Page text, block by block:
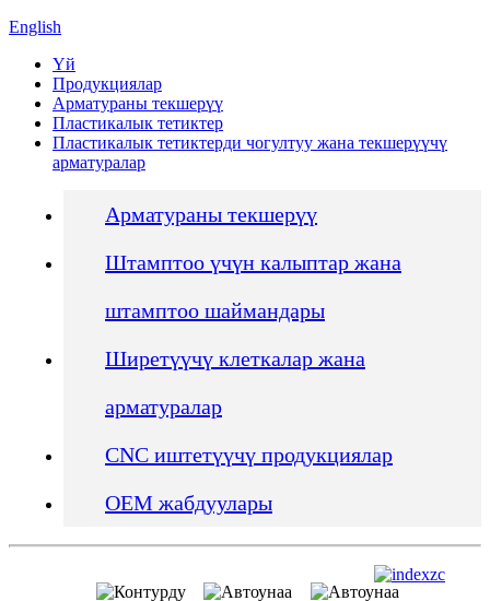
English
Үй
Продукциялар
Арматураны текшерүү
Пластикалык тетиктер
Пластикалык тетиктерди чогултуу жана текшерүүчү
арматуралар
Арматураны текшерүү
Штамптоо үчүн калыптар жана
штамптоо шаймандары
Ширетүүчү клеткалар жана
арматуралар
CNC иштетүүчү продукциялар
OEM жабдуулары